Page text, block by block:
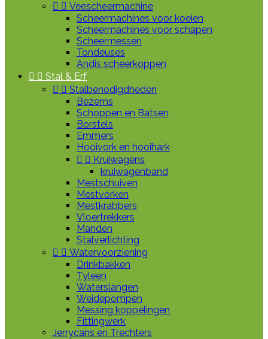
  Veescheermachine
Scheermachines voor koeien
Scheermachines voor schapen
Scheermessen
Tondeuses
Andis scheerkoppen
  Stal & Erf
  Stalbenodigdheden
Bezems
Schoppen en Batsen
Borstels
Emmers
Hooivork en hooihark
  Kruiwagens
kruiwagenband
Mestschuiven
Mestvorken
Mestkrabbers
Vloertrekkers
Manden
Stalverlichting
  Watervoorziening
Drinkbakken
Tyleen
Waterslangen
Weidepompen
Messing koppelingen
Fittingwerk
Jerrycans en Trechters